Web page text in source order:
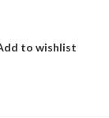
to wishlist